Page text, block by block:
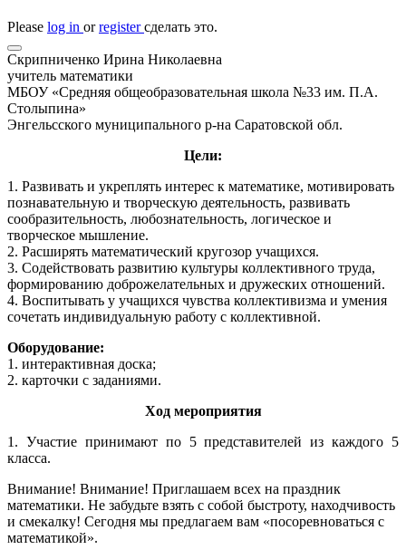
Please log in orregisterсделать это.
Скрипниченко Ирина Николаевна
учитель математики
МБОУ «Средняя общеобразовательная школа №33 им. П.А.
Столыпина»
Энгельсского муниципального р-на Саратовской обл.
Цели:
1. Развивать и укреплять интерес к математике, мотивировать
познавательную и творческую деятельность, развивать
сообразительность, любознательность, логическое и
творческое мышление.
2. Расширять математический кругозор учащихся.
3. Содействовать развитию культуры коллективного труда,
формированию доброжелательных и дружеских отношений.
4. Воспитывать у учащихся чувства коллективизма и умения
сочетать индивидуальную работу с коллективной.
Оборудование:
1. интерактивная доска;
2. карточки с заданиями.
Ход мероприятия
1. Участие принимают по 5 представителей из каждого 5
класса.
Внимание! Внимание! Приглашаем всех на праздник
математики. Не забудьте взять с собой быстроту, находчивость
и смекалку! Сегодня мы предлагаем вам «посоревноваться с
математикой».